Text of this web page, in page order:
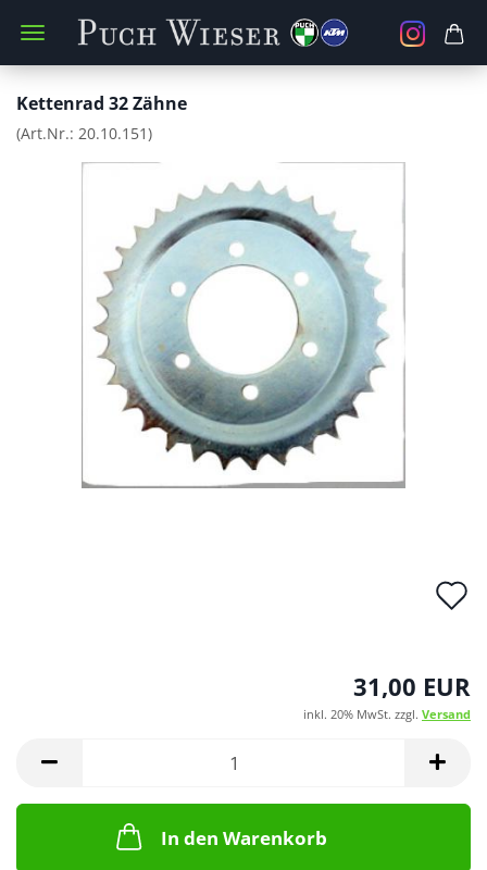
Kettenrad 32 Zähne
(Art.Nr.: 20.10.151)
31,00 EUR
inkl. 20% MwSt. zzgl. Versand
In den Warenkorb